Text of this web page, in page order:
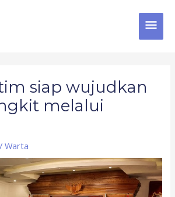
siap wujudkan
melalui
/Warta